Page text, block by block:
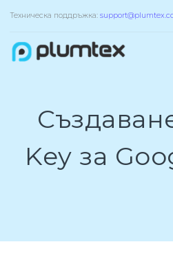
Техническа поддръжка:
Key за